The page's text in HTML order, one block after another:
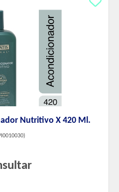
Nutritivo X 420 Ml.
)